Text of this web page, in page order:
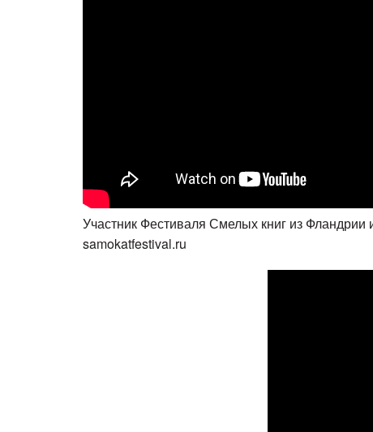
Участник Фестиваля Смелых книг из Фландрии
samokatfestival.ru